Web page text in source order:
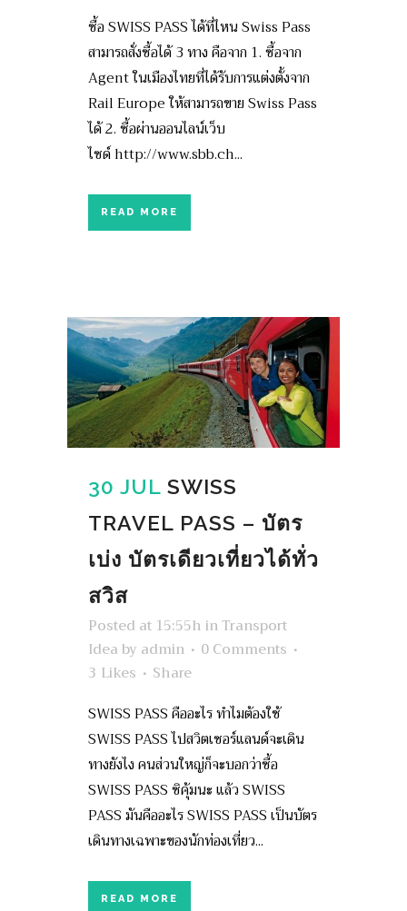
ซื้อ SWISS PASS ได้ที่ไหน Swiss Pass
สามารถสั่งซื้อได้ 3 ทาง คือจาก 1. ซื้อจาก
Agent ในเมืองไทยที่ได้รับการแต่งตั้งจาก
Rail Europe ให้สามารถขาย Swiss Pass
ได้ 2. ซื้อผ่านออนไลน์เว็บ
ไซด์ http://www.sbb.ch...
READ MORE
30 JUL SWISS
TRAVEL PASS – บัตร
เบ่ง บัตรเดียวเที่ยวได้ทั่ว
สวิส
Posted at 15:55hinTransport
Idea by admin
0 Comments
3 Likes
Share
SWISS PASS คืออะไร ทำไมต้องใช้
SWISS PASS ไปสวิตเซอร์แลนด์จะเดิน
ทางยังไง คนส่วนใหญ่ก็จะบอกว่าซื้อ
SWISS PASS ซิคุ้มนะ แล้ว SWISS
PASS มันคืออะไร SWISS PASS เป็นบัตร
เดินทางเฉพาะของนักท่องเที่ยว...
READ MORE